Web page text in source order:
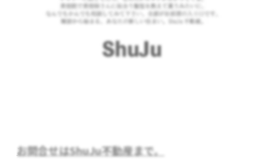
お問合せはShuJu不動産まで。